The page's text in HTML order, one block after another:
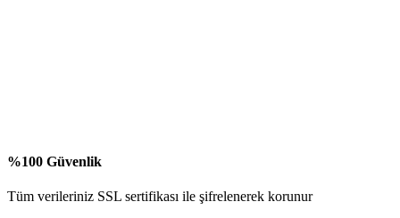
%100 Güvenlik
Tüm verileriniz SSL sertifikası ile şifrelenerek korunur